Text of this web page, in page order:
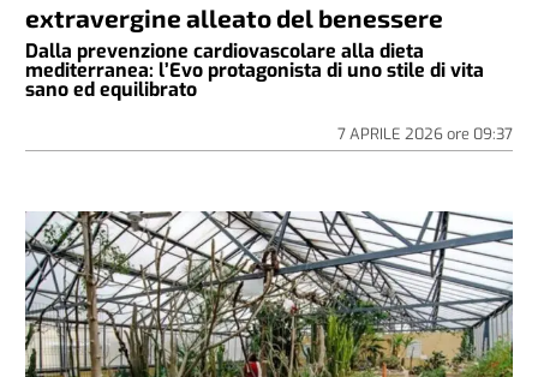
extravergine alleato del benessere
Dalla prevenzione cardiovascolare alla dieta
mediterranea: l’Evo protagonista di uno stile di vita
sano ed equilibrato
7 APRILE 2026ore 09:37